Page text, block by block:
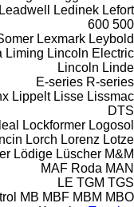
Leadwell Ledinek Lefort
500
600
Lexmark Leybold
Liming Lincoln Electric
Lincoln Linde
E-series R-series
Lippelt Lisse Lissmac
DTS
Lockformer Logosol
Lorch Lorenz Lotze
Lödige Lüscher M&M
MAF Roda MAN
LE TGM TGS
MB MBF MBM MBO